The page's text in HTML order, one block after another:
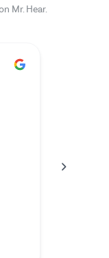
Mr. Hear.